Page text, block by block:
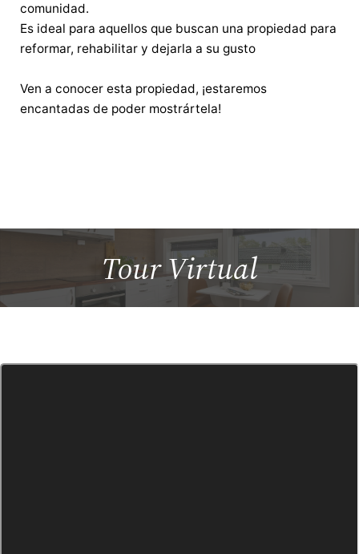
comunidad.
Es ideal para aquellos que buscan una propiedad para
reformar, rehabilitar y dejarla a su gusto
Ven a conocer esta propiedad, ¡estaremos
encantadas de poder mostrártela!
TourVirtual